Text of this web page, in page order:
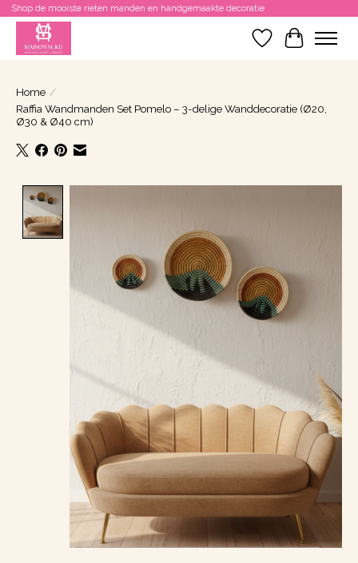
Shop de mooiste rieten manden en handgemaakte decoratie
Verlanglijst
Home /
Raffia Wandmanden Set Pomelo – 3-delige Wanddecoratie (Ø20,
Ø30 & Ø40 cm)